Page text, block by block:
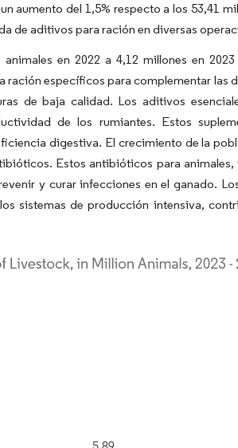
aumento del 1,5% respecto a los 53,41
de aditivos para ración en diversas
en 2022 a 4,12 millones en 2023
específicos para complementar las
de baja calidad. Los aditivos
de los rumiantes. Estos
digestiva. El crecimiento de la
Estos antibióticos para animales,
y curar infecciones en el ganado.
sistemas de producción intensiva,